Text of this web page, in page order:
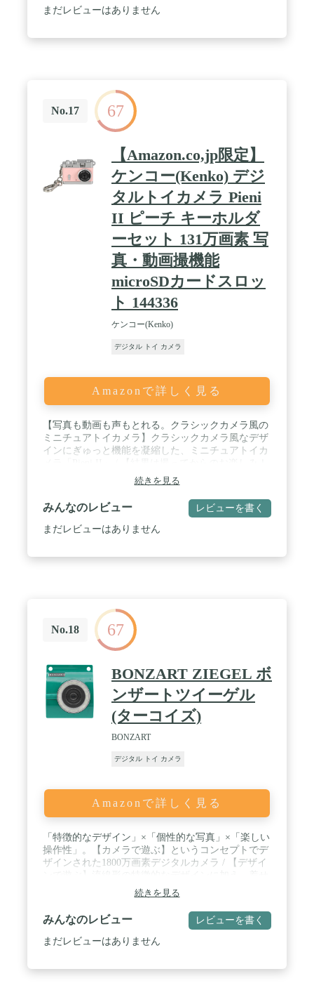
まだレビューはありません
No.17 67
【Amazon.co,jp限定】
ケンコー(Kenko) デジ
タルトイカメラ Pieni
II ピーチ キーホルダ
ーセット 131万画素 写
真・動画撮機能
microSDカードスロッ
ト 144336
ケンコー(Kenko)
デジタル トイ カメラ
Amazonで詳しく見る
【写真も動画も声もとれる。クラシックカメラ風の
ミニチュアトイカメラ】クラシックカメラ風なデザ
インにぎゅっと機能を凝縮した、ミニチュアトイカ
写真も動画もトイカメラならではの味わいのある写
りで撮ろう。】「Pieni II」には液晶モニターが搭載
されていません。ファインダーもあてになりませ
ん。どんな写真が撮れたのかは、パソコンでデータ
を開いてからのお楽しみ。フィルムカメラのような
レンジと、クールなグレーの4カラーで存在感はた
っぷり。普段のコーディネートなどに合わせて選ん
でみて下さい。 / 【Amazonだけ！キーホルダーも付
属】首にかけられるネックストラップだけでなく、
バッグやスマホなどに取り付けられるキーホルダー
も付属しました。Amazonだけの限定特典です。 /
【製品仕様】撮像素子：1/10型 131万画素CMOSセ
ンサー/ レンズ：f=3.2mm F2.8 / 撮影距離：約0.3m
～ /内蔵メモリ：なし / 外部メモリ： microSD/SDHC
JPEG、動画：MJPEG（AVI）、音声：MP3 / 撮影サ
イズ：1280×1024(静止画)、480p30fps(動画)/ シャッ
ート： USB mini Bポート (充電、データ転送用) /サ
イズ：51×36×18mm / 重さ：約18g(本体のみ) / 付属
品：ネックストラップ、キーホルダー、USBケーブ
続きを見る
みんなのレビュー レビューを書く
まだレビューはありません
No.18 67
BONZART ZIEGEL ボ
ンザートツイーゲル
(ターコイズ)
BONZART
デジタル トイ カメラ
Amazonで詳しく見る
「特徴的なデザイン」×「個性的な写真」×「楽しい
操作性」。【カメラで遊ぶ】というコンセプトでデ
ザインされた1800万画素デジタルカメラ / 【デザイ
替え可能なフロントパーツによりオリジナルデザイ
ンへのカスタマイズが気軽に行えます / 【写真で遊
ぶ】8つのカラーモード、3種の撮影フォーマット、
二重露光撮影機能、フィルム写真のような雰囲気が
味わえるフレーム機能を搭載。加工アプリや専門的
続きを見る
みんなのレビュー レビューを書く
まだレビューはありません